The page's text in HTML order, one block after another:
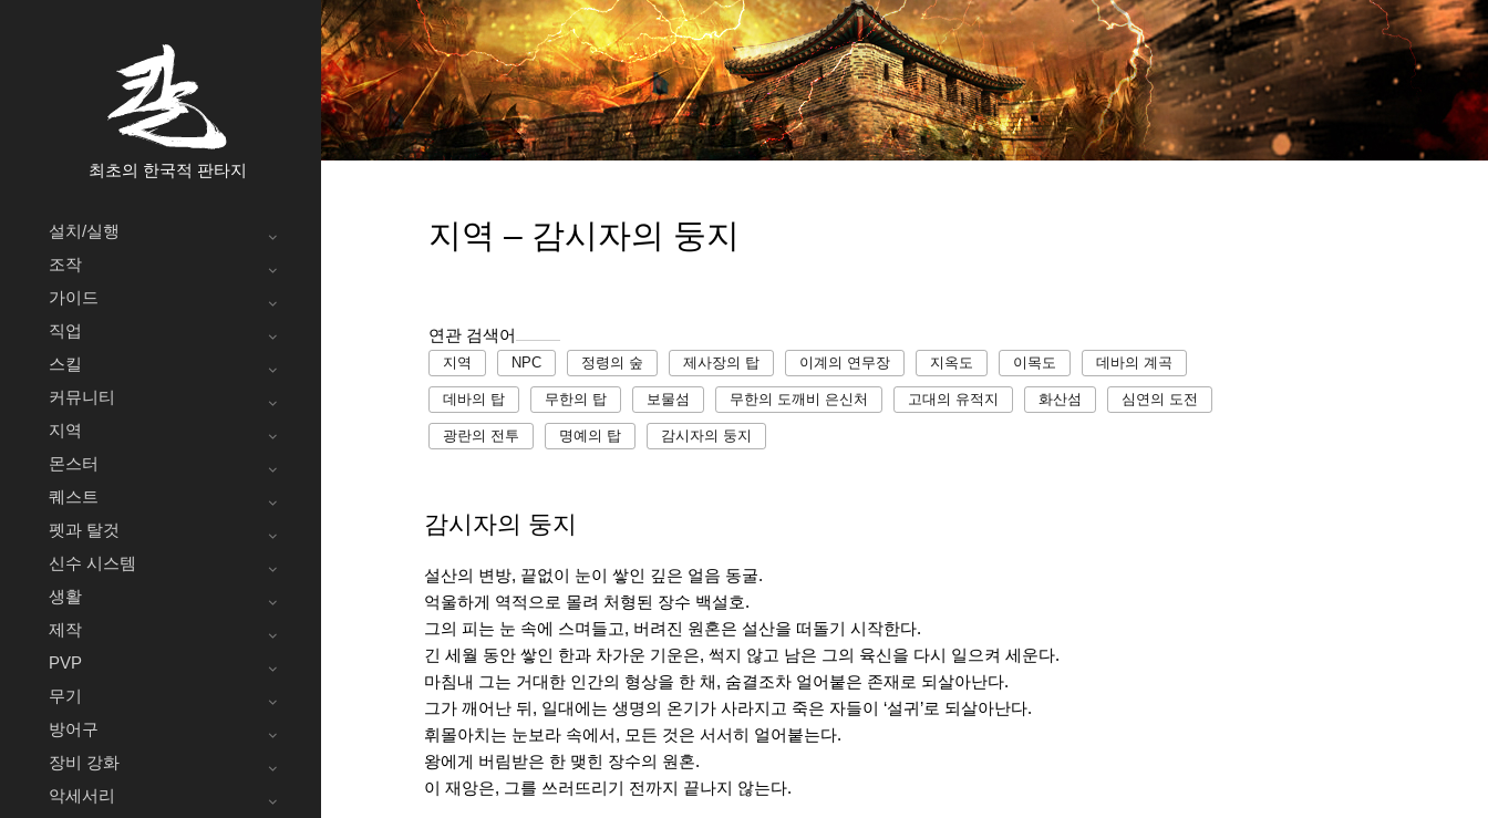
최초의 한국적 판타지
설치/실행
조작
가이드
직업
스킬
커뮤니티
지역
몬스터
퀘스트
펫과 탈것
신수 시스템
생활
제작
PVP
무기
방어구
장비 강화
악세서리
지역 – 감시자의 둥지
연관 검색어
지역 NPC 정령의 숲 제사장의 탑 이계의 연무장 지옥도 이목도 데바의 계곡
데바의 탑 무한의 탑 보물섬 무한의 도깨비 은신처 고대의 유적지 화산섬 심연의 도전
광란의 전투 명예의 탑 감시자의 둥지
감시자의 둥지
설산의 변방, 끝없이 눈이 쌓인 깊은 얼음 동굴.
억울하게 역적으로 몰려 처형된 장수 백설호.
그의 피는 눈 속에 스며들고, 버려진 원혼은 설산을 떠돌기 시작한다.
긴 세월 동안 쌓인 한과 차가운 기운은, 썩지 않고 남은 그의 육신을 다시 일으켜 세운다.
마침내 그는 거대한 인간의 형상을 한 채, 숨결조차 얼어붙은 존재로 되살아난다.
그가 깨어난 뒤, 일대에는 생명의 온기가 사라지고 죽은 자들이 ‘설귀’로 되살아난다.
휘몰아치는 눈보라 속에서, 모든 것은 서서히 얼어붙는다.
왕에게 버림받은 한 맺힌 장수의 원혼.
이 재앙은, 그를 쓰러뜨리기 전까지 끝나지 않는다.